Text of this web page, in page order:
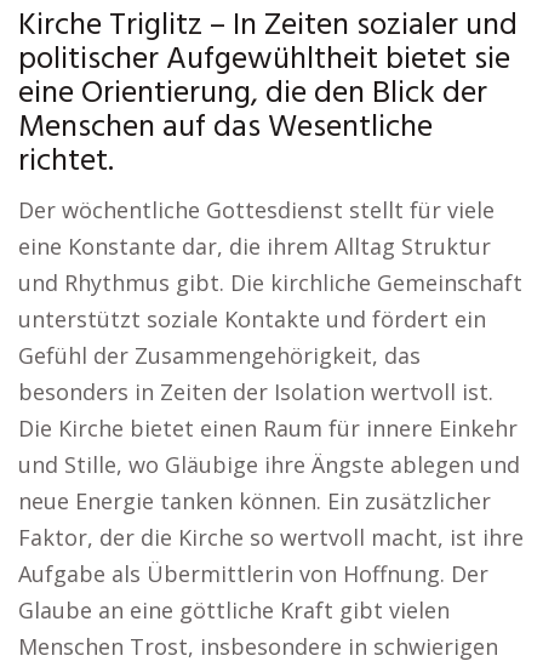
Kirche Triglitz – In Zeiten sozialer und
politischer Aufgewühltheit bietet sie
eine Orientierung, die den Blick der
Menschen auf das Wesentliche
richtet.
Der wöchentliche Gottesdienst stellt für viele
eine Konstante dar, die ihrem Alltag Struktur
und Rhythmus gibt. Die kirchliche Gemeinschaft
unterstützt soziale Kontakte und fördert ein
Gefühl der Zusammengehörigkeit, das
besonders in Zeiten der Isolation wertvoll ist.
Die Kirche bietet einen Raum für innere Einkehr
und Stille, wo Gläubige ihre Ängste ablegen und
neue Energie tanken können. Ein zusätzlicher
Faktor, der die Kirche so wertvoll macht, ist ihre
Aufgabe als Übermittlerin von Hoffnung. Der
Glaube an eine göttliche Kraft gibt vielen
Menschen Trost, insbesondere in schwierigen